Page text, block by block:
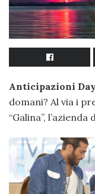
Anticipazioni
domani? Al via i
“Galina”, l’azienda